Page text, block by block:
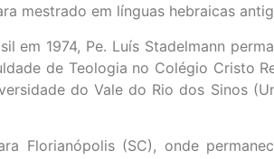
mestrado em línguas hebraicas
em 1974, Pe. Luís Stadelmann
de Teologia no Colégio Cristo
do Vale do Rio dos Sinos
Florianópolis (SC), onde